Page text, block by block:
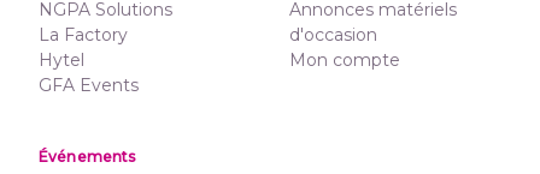
NGPA Solutions
La Factory
Hytel
GFA Events
Annonces matériels
d'occasion
Mon compte
Événements